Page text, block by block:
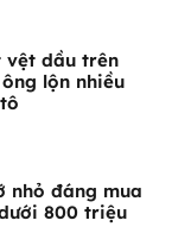
vệt dầu trên
lộn nhiều
nhỏ đáng mua
800 triệu